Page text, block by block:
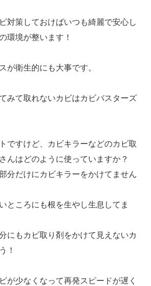
対策しておけばいつも綺麗で安心し
環境が整います！
が衛生的にも大事です。
みて取れないカビはカビバスターズ
ですけど、カビキラーなどのカビ取
んはどのように使っていますか？
分だけにカビキラーをかけてません
ところにも根を生やし生息してま
にもカビ取り剤をかけて見えないカ
！
が少なくなって再発スピードが遅く